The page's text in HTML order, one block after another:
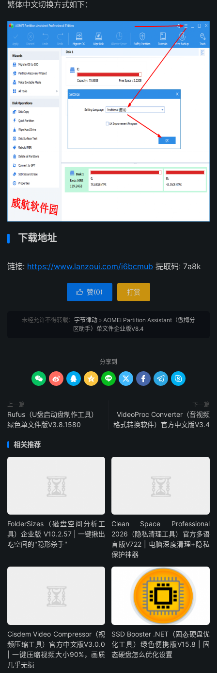
繁体中文切换方式如下：
下载地址
链接: https://www.lanzoui.com/i6bcmub 提取码: 7a8k
 赞(0) 打赏
未经允许不得转载： 字节律动 » AOMEI Partition Assistant（傲梅分
区助手）单文件企业版V8.4
分享到
        
上一篇
Rufus（U盘启动盘制作工具）
绿色单文件版V3.8.1580
下一篇
VideoProc Converter（音视频
格式转换软件）官方中文版V3.4
相关推荐
FolderSizes（磁盘空间分析工
具）企业版 V10.2.57 | 一键揪出
吃空间的"隐形杀手"
Clean Space Professional
2026（隐私清理工具）官方多语
言版V722 | 电脑深度清理+隐私
保护神器
Cisdem Video Compressor（视
频压缩工具）官方中文版V3.0.0
| 一键压缩视频大小90%，画质
几乎无损
SSD Booster .NET（固态硬盘优
化工具）绿色便携版V15.8 | 固
态硬盘怎么优化设置